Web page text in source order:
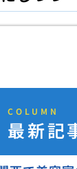
COLUMN
最新記